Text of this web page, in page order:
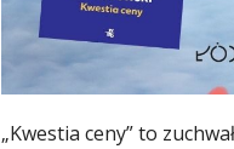
„Kwestia ceny” to